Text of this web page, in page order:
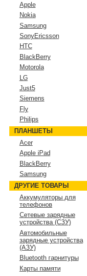
Apple
Nokia
Samsung
SonyEricsson
HTC
BlackBerry
Motorola
LG
Just5
Siemens
Fly
Philips
ПЛАНШЕТЫ
Acer
Apple iPad
BlackBerry
Samsung
ДРУГИЕ ТОВАРЫ
Аккумуляторы для
телефонов
Сетевые зарядные
устройства (СЗУ)
Автомобильные
зарядные устройства
(АЗУ)
Bluetooth гарнитуры
Карты памяти